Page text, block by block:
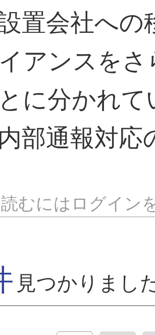
置会社へ
アンスを
に分かれ
部通報対応
むにはログイン
見つかりまし